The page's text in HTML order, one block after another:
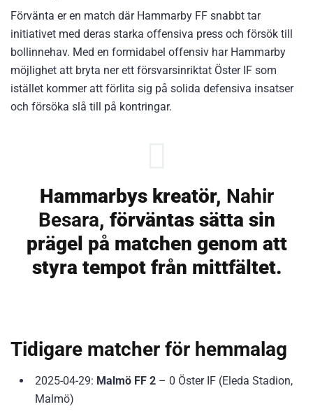
Förvänta er en match där Hammarby FF snabbt tar
initiativet med deras starka offensiva press och försök till
bollinnehav. Med en formidabel offensiv har Hammarby
möjlighet att bryta ner ett försvarsinriktat Öster IF som
istället kommer att förlita sig på solida defensiva insatser
och försöka slå till på kontringar.
Hammarbys kreatör, Nahir
Besara, förväntas sätta sin
prägel på matchen genom att
styra tempot från mittfältet.
Tidigare matcher för hemmalag
2025-04-29: Malmö FF 2 – 0 Öster IF (Eleda Stadion,
Malmö)